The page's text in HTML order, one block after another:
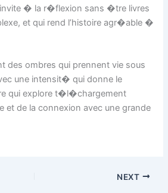
� la r�flexion sans �tre livres
et qui rend l’histoire agr�able �
des ombres qui prennent vie sous
une intensit� qui donne le
qui explore t�l�chargement
et de la connexion avec une grande
NEXT